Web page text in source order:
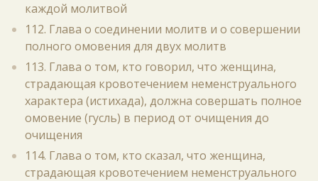
каждой молитвой
112. Глава о соединении молитв и о совершении
полного омовения для двух молитв
113. Глава о том, кто говорил, что женщина,
страдающая кровотечением неменструального
характера (истихада), должна совершать полное
омовение (гусль) в период от очищения до
очищения
114. Глава о том, кто сказал, что женщина,
страдающая кровотечением неменструального